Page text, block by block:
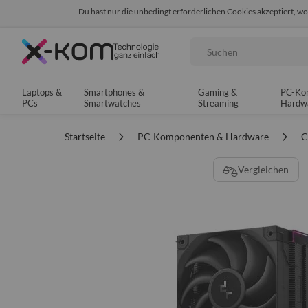
Du hast nur die unbedingt erforderlichen Cookies akzeptiert,
Seit 8 Jahren für dich da!
Laptops &
PCs
Smartphones &
Smartwatches
Gaming &
Streaming
PC-
Startseite PC-Komponenten & Hardware
Vergleichen